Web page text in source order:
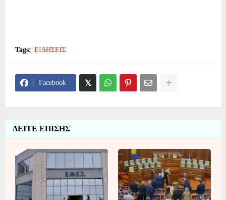
Tags: ΕΙΔΗΣΕΙΣ
Facebook
ΔΕΙΤΕ ΕΠΙΣΗΣ